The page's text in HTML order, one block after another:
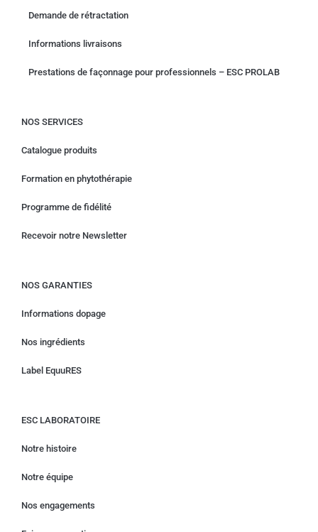
Demande de rétractation
Informations livraisons
Prestations de façonnage pour professionnels – ESC PROLAB
NOS SERVICES
Catalogue produits
Formation en phytothérapie
Programme de fidélité
Recevoir notre Newsletter
NOS GARANTIES
Informations dopage
Nos ingrédients
Label EquuRES
ESC LABORATOIRE
Notre histoire
Notre équipe
Nos engagements